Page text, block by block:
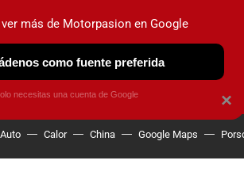
ELÉCTRICOS OBSERVATORIO
Calor China Google Maps
×
ver más de Motorpasion en Google
como fuente preferida
necesitas una cuenta de Google